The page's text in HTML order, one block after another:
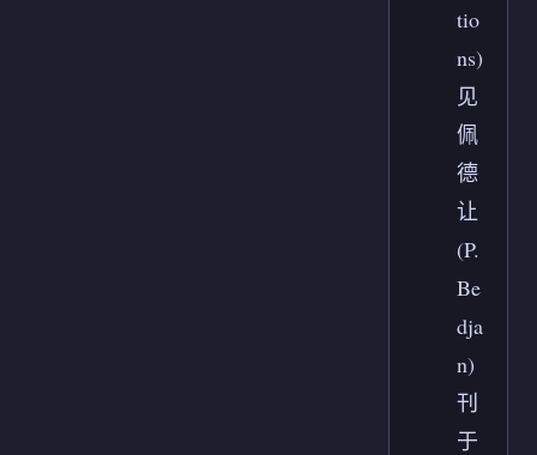
tio
ns)
见
佩
德
让
(P.
Be
dja
n)
刊
于